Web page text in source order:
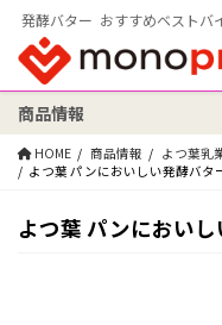
発酵バター おすすめベストバ
検索:
商品情報
HOME 商品情報
よつ葉乳
よつ葉 パンにおいしい発酵バタ
よつ葉 パンにおい